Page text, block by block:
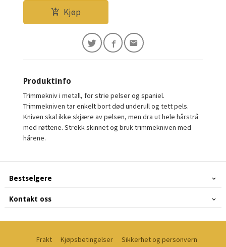
Kjøp
Produktinfo
Trimmekniv i metall, for strie pelser og spaniel.
Trimmekniven tar enkelt bort død underull og tett pels.
Kniven skal ikke skjære av pelsen, men dra ut hele hårstrå
med røttene. Strekk skinnet og bruk trimmekniven med
hårene.
Bestselgere
Kontakt oss
Frakt Kjøpsbetingelser Sikkerhet og personvern